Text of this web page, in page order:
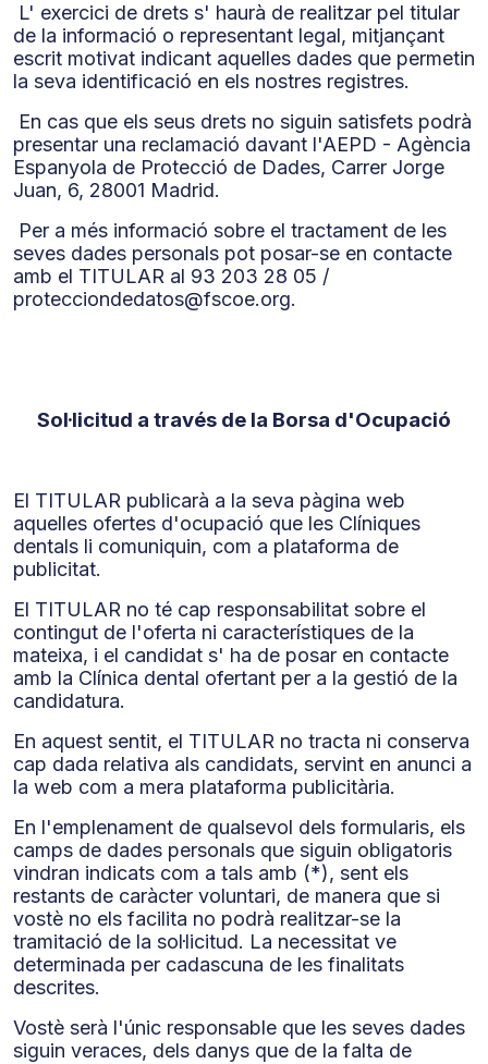
L' exercici de drets s' haurà de realitzar pel titular
de la informació o representant legal, mitjançant
escrit motivat indicant aquelles dades que permetin
la seva identificació en els nostres registres.
En cas que els seus drets no siguin satisfets podrà
presentar una reclamació davant l'AEPD - Agència
Espanyola de Protecció de Dades, Carrer Jorge
Juan, 6, 28001 Madrid.
Per a més informació sobre el tractament de les
seves dades personals pot posar-se en contacte
amb el TITULAR al 93 203 28 05 /
protecciondedatos@fscoe.org.
Sol·licitud a través de la Borsa d'Ocupació
El TITULAR publicarà a la seva pàgina web
aquelles ofertes d'ocupació que les Clíniques
dentals li comuniquin, com a plataforma de
publicitat.
El TITULAR no té cap responsabilitat sobre el
contingut de l'oferta ni característiques de la
mateixa, i el candidat s' ha de posar en contacte
amb la Clínica dental ofertant per a la gestió de la
candidatura.
En aquest sentit, el TITULAR no tracta ni conserva
cap dada relativa als candidats, servint en anunci a
la web com a mera plataforma publicitària.
En l'emplenament de qualsevol dels formularis, els
camps de dades personals que siguin obligatoris
vindran indicats com a tals amb (*), sent els
restants de caràcter voluntari, de manera que si
vostè no els facilita no podrà realitzar-se la
tramitació de la sol·licitud. La necessitat ve
determinada per cadascuna de les finalitats
descrites.
Vostè serà l'únic responsable que les seves dades
siguin veraces, dels danys que de la falta de